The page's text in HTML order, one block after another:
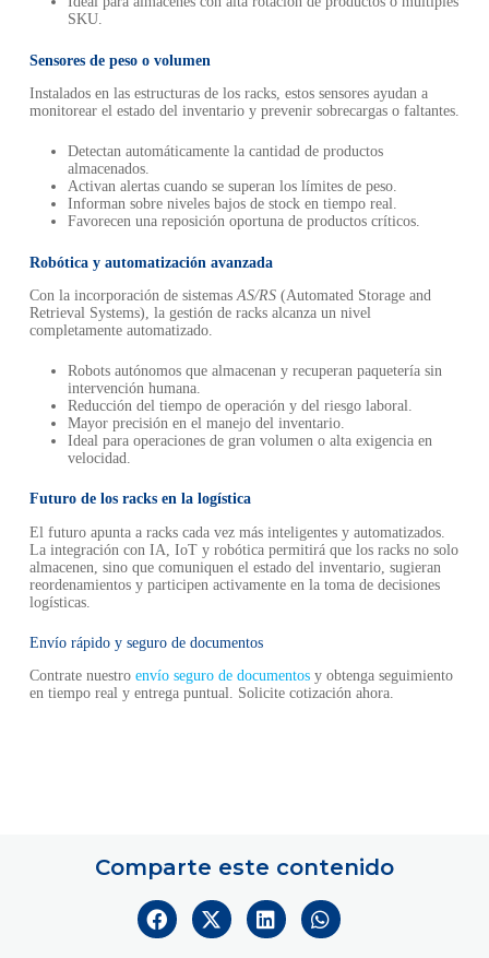
SKU.
Sensores de peso o volumen
Instalados en las estructuras de los racks, estos sensores ayudan a
monitorear el estado del inventario y prevenir sobrecargas o faltantes.
Detectan automáticamente la cantidad de productos
almacenados.
Activan alertas cuando se superan los límites de peso.
Informan sobre niveles bajos de stock en tiempo real.
Favorecen una reposición oportuna de productos críticos.
Robótica y automatización avanzada
Con la incorporación de sistemasAS/RS(Automated Storage and
Retrieval Systems), la gestión de racks alcanza un nivel
completamente automatizado.
Robots autónomos que almacenan y recuperan paquetería sin
intervención humana.
Reducción del tiempo de operación y del riesgo laboral.
Mayor precisión en el manejo del inventario.
Ideal para operaciones de gran volumen o alta exigencia en
velocidad.
Futuro de los racks en la logística
El futuro apunta a racks cada vez más inteligentes y automatizados.
La integración con IA, IoT y robótica permitirá que los racks no solo
almacenen, sino que comuniquen el estado del inventario, sugieran
reordenamientos y participen activamente en la toma de decisiones
logísticas.
Envío rápido y seguro de documentos
Contrate nuestro envío seguro de documentosy obtenga seguimiento
en tiempo real y entrega puntual. Solicite cotización ahora.
Comparte este contenido